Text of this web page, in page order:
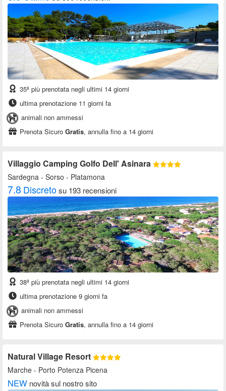
35ª più prenotata negli ultimi 14 giorni
ultima prenotazione 11 giorni fa
animali non ammessi
Prenota Sicuro Gratis, annulla fino a 14 giorni
Villaggio Camping Golfo Dell' Asinara
Sardegna - Sorso - Platamona
7.8 Discretosu 193 recensioni
38ª più prenotata negli ultimi 14 giorni
ultima prenotazione 9 giorni fa
animali non ammessi
Prenota Sicuro Gratis, annulla fino a 14 giorni
Natural Village Resort
Marche - Porto Potenza Picena
NEW novità sul nostro sito